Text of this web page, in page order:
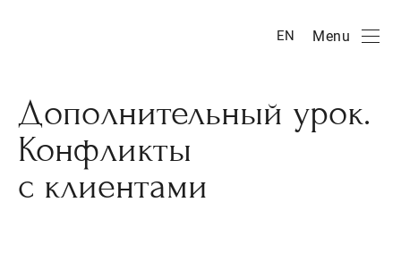
EN Menu
Дополнительный урок.
Конфликты
с клиентами